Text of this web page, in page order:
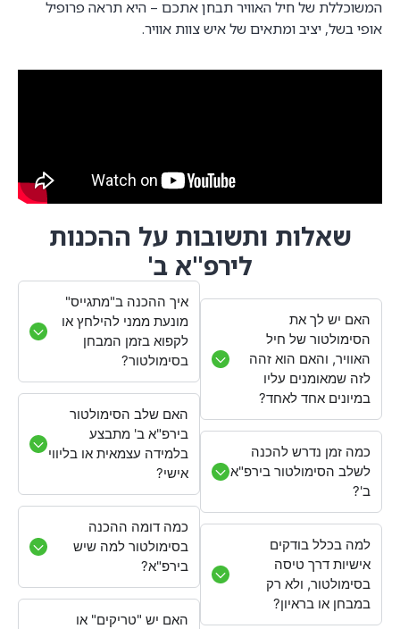
המשוכללת של חיל האוויר תבחן אתכם – היא תראה פרופיל
אופי בשל, יציב ומתאים של איש צוות אוויר.
שאלות ותשובות על ההכנות
לירפ"א ב'
האם יש לך את
הסימולטור של חיל
האוויר, והאם הוא זהה
לזה שמאומנים עליו
במיונים אחד לאחד?
כמה זמן נדרש להכנה
לשלב הסימולטור בירפ"א
ב'?
למה בכלל בודקים
אישיות דרך טיסה
בסימולטור, ולא רק
במבחן או בראיון?
איך ההכנה ב"מתגייס"
מונעת ממני להילחץ או
לקפוא בזמן המבחן
בסימולטור?
האם שלב הסימולטור
בירפ"א ב' מתבצע
בלמידה עצמאית או בליווי
אישי?
כמה דומה ההכנה
בסימולטור למה שיש
בירפ"א?
האם יש "טריקים" או